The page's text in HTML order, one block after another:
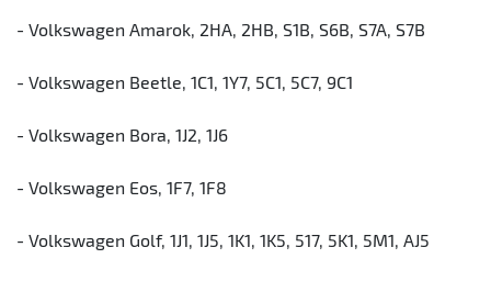
- Volkswagen Amarok, 2HA, 2HB, S1B, S6B, S7A, S7B
- Volkswagen Beetle, 1C1, 1Y7, 5C1, 5C7, 9C1
- Volkswagen Bora, 1J2, 1J6
- Volkswagen Eos, 1F7, 1F8
- Volkswagen Golf, 1J1, 1J5, 1K1, 1K5, 517, 5K1, 5M1, AJ5